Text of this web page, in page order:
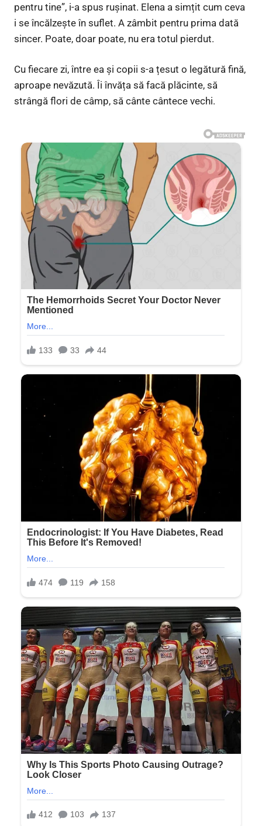
pentru tine”, i-a spus rușinat. Elena a simțit cum ceva
i se încălzește în suflet. A zâmbit pentru prima dată
sincer. Poate, doar poate, nu era totul pierdut.
Cu fiecare zi, între ea și copii s-a țesut o legătură fină,
aproape nevăzută. Îi învăța să facă plăcinte, să
strângă flori de câmp, să cânte cântece vechi.